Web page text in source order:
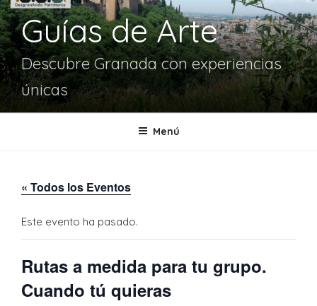
Guías de Arte
Descubre Granada con experiencias
únicas
Menú
« Todos los Eventos
Este evento ha pasado.
Rutas a medida para tu grupo.
Cuando tú quieras